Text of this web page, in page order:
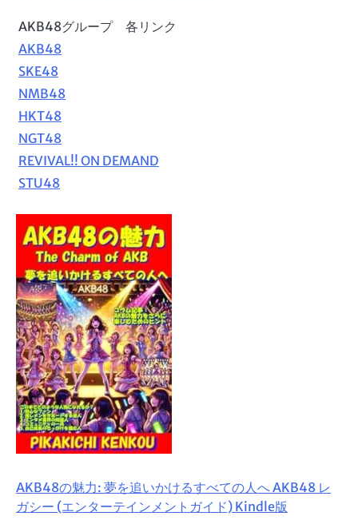
AKB48グループ 各リンク
AKB48
SKE48
NMB48
HKT48
NGT48
REVIVAL!! ON DEMAND
STU48
AKB48の魅力: 夢を追いかけるすべての人へ AKB48 レ
ガシー (エンターテインメントガイド) Kindle版